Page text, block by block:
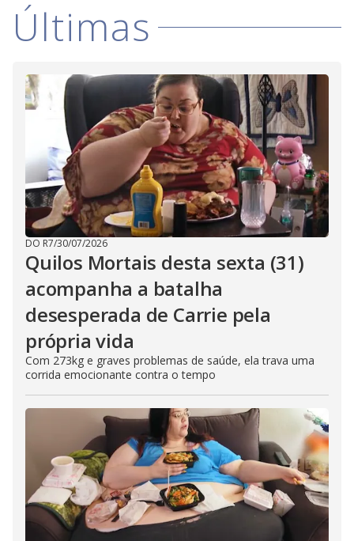
Últimas
DO R7/30/07/2026
Quilos Mortais desta sexta (31)
acompanha a batalha
desesperada de Carrie pela
própria vida
Com 273kg e graves problemas de saúde, ela trava uma
corrida emocionante contra o tempo